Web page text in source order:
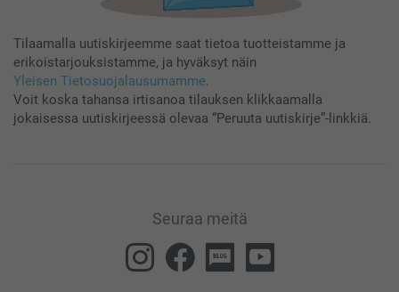
Tilaamalla uutiskirjeemme saat tietoa tuotteistamme ja
erikoistarjouksistamme, ja hyväksyt näin
Yleisen Tietosuojalausumamme.
Voit koska tahansa irtisanoa tilauksen klikkaamalla
jokaisessa uutiskirjeessä olevaa “Peruuta uutiskirje”-linkkiä.
Seuraa meitä